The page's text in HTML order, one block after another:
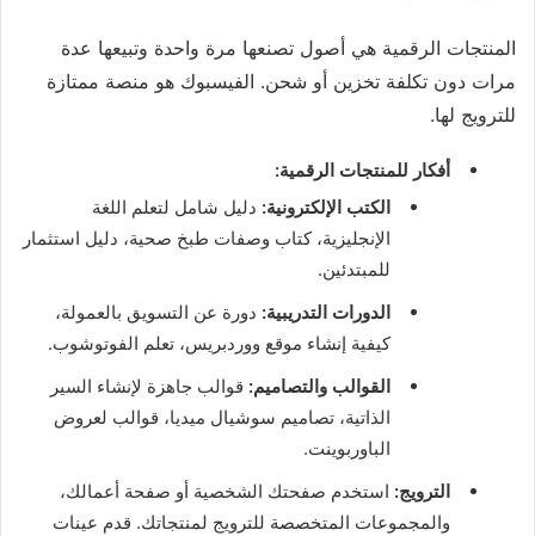
المنتجات الرقمية هي أصول تصنعها مرة واحدة وتبيعها عدة
مرات دون تكلفة تخزين أو شحن. الفيسبوك هو منصة ممتازة
للترويج لها.
أفكار للمنتجات الرقمية:
الكتب الإلكترونية: دليل شامل لتعلم اللغة
الإنجليزية، كتاب وصفات طبخ صحية، دليل استثمار
للمبتدئين.
الدورات التدريبية: دورة عن التسويق بالعمولة،
كيفية إنشاء موقع ووردبريس، تعلم الفوتوشوب.
القوالب والتصاميم: قوالب جاهزة لإنشاء السير
الذاتية، تصاميم سوشيال ميديا، قوالب لعروض
الباوربوينت.
الترويج: استخدم صفحتك الشخصية أو صفحة أعمالك،
والمجموعات المتخصصة للترويج لمنتجاتك. قدم عينات